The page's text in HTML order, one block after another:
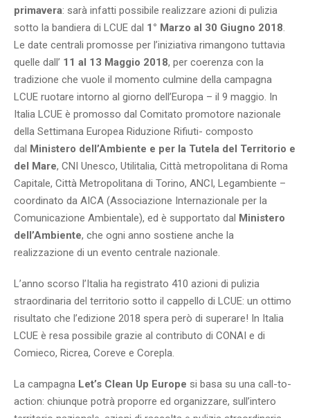
primavera: sarà infatti possibile realizzare azioni di pulizia
sotto la bandiera di LCUE dal 1° Marzo al 30 Giugno 2018.
Le date centrali promosse per l’iniziativa rimangono tuttavia
quelle dall’ 11 al 13 Maggio 2018, per coerenza con la
tradizione che vuole il momento culmine della campagna
LCUE ruotare intorno al giorno dell’Europa – il 9 maggio. In
Italia LCUE è promosso dal Comitato promotore nazionale
della Settimana Europea Riduzione Rifiuti- composto
dal Ministero dell’Ambiente e per la Tutela del Territorio e
del Mare, CNI Unesco, Utilitalia, Città metropolitana di Roma
Capitale, Città Metropolitana di Torino, ANCI, Legambiente –
coordinato da AICA (Associazione Internazionale per la
Comunicazione Ambientale), ed è supportato dal Ministero
dell’Ambiente, che ogni anno sostiene anche la
realizzazione di un evento centrale nazionale.
L’anno scorso l’Italia ha registrato 410 azioni di pulizia
straordinaria del territorio sotto il cappello di LCUE: un ottimo
risultato che l’edizione 2018 spera però di superare! In Italia
LCUE è resa possibile grazie al contributo di CONAI e di
Comieco, Ricrea, Coreve e Corepla.
La campagna Let’s Clean Up Europe si basa su una call-to-
action: chiunque potrà proporre ed organizzare, sull’intero